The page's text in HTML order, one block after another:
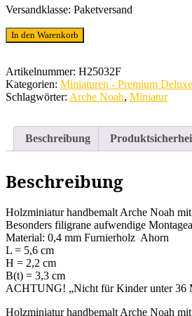
Versandklasse: Paketversand
Holzminiatur
handbemalt
Noah
mit
100
In den Warenkorb
Artikelnummer: H25032F
Kategorien: Miniaturen - Premium Deluxe
Schlagwörter: Arche Noah, Miniatur
Beschreibung
Beschreibung
Holzminiatur handbemalt Arche Noah
Besonders filigrane aufwendige
Material: 0,4 mm Furnierholz Ahorn
L = 5,6 cm
H = 2,2 cm
B(t) = 3,3 cm
ACHTUNG! „Nicht für Kinder unter 36
Holzminiatur handbemalt Arche Noah